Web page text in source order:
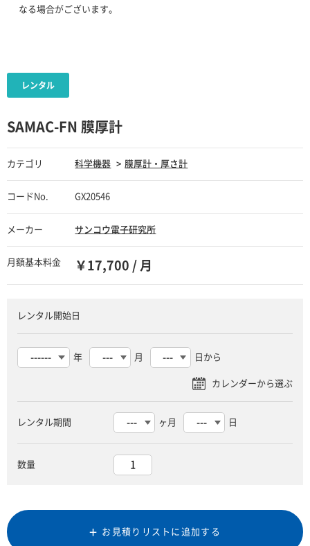
なる場合がございます。
SAMAC-FN 膜厚計
カテゴリ 科学機器 膜厚計・厚さ計
コードNo. GX20546
メーカー サンコウ電子研究所
月額基本料金 ￥17,700 / 月
レンタル開始日
年 月 日から
レンタル期間 ヶ月 日
数量
お見積りリストに追加する